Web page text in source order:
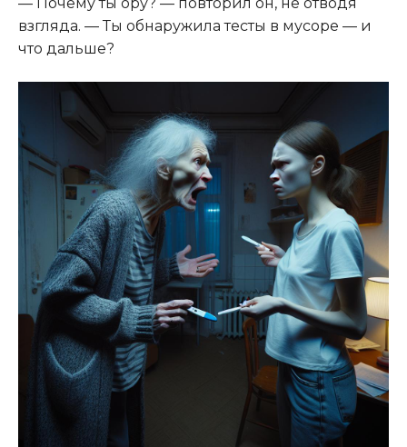
— Почему ты ору? — повторил он, не отводя
взгляда. — Ты обнаружила тесты в мусоре — и
что дальше?